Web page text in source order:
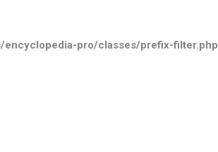
encyclopedia-pro/classes/prefix-filter.php